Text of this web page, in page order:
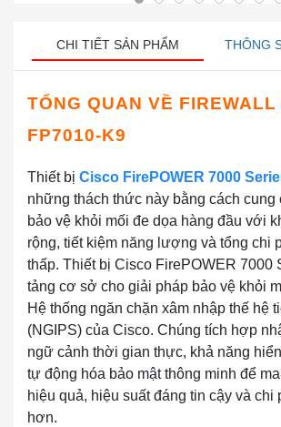
CHI TIẾT SẢN PHẨM THÔNG
TỔNG QUAN VỀ FIREWALL
FP7010-K9
Thiết bị Cisco FirePOWER 7000
những thách thức này bằng cách cung
bảo vệ khỏi mối đe dọa hàng đầu với
rộng, tiết kiệm năng lượng và tổng chi
thấp. Thiết bị Cisco FirePOWER 7000
tảng cơ sở cho giải pháp bảo vệ khỏi
Hệ thống ngăn chặn xâm nhập thế hệ
(NGIPS) của Cisco. Chúng tích hợp
ngữ cảnh thời gian thực, khả năng
tự động hóa bảo mật thông minh để
hiệu quả, hiệu suất đáng tin cậy và
hơn.